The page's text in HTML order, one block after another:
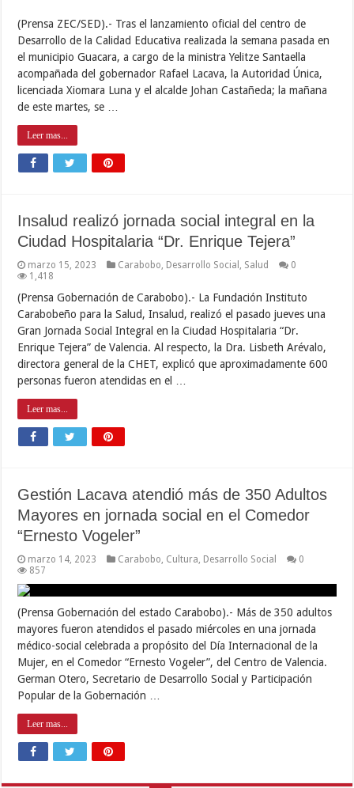
(Prensa ZEC/SED).- Tras el lanzamiento oficial del centro de
Desarrollo de la Calidad Educativa realizada la semana pasada en
el municipio Guacara, a cargo de la ministra Yelitze Santaella
acompañada del gobernador Rafael Lacava, la Autoridad Única,
licenciada Xiomara Luna y el alcalde Johan Castañeda; la mañana
de este martes, se …
Leer mas...
Insalud realizó jornada social integral en la
Ciudad Hospitalaria “Dr. Enrique Tejera”
marzo 15, 2023 Carabobo Desarrollo Social Salud
0
1,418
(Prensa Gobernación de Carabobo).- La Fundación Instituto
Carabobeño para la Salud, Insalud, realizó el pasado jueves una
Gran Jornada Social Integral en la Ciudad Hospitalaria “Dr.
Enrique Tejera” de Valencia. Al respecto, la Dra. Lisbeth Arévalo,
directora general de la CHET, explicó que aproximadamente 600
personas fueron atendidas en el …
Leer mas...
Gestión Lacava atendió más de 350 Adultos
Mayores en jornada social en el Comedor
“Ernesto Vogeler”
marzo 14, 2023 Carabobo Cultura Desarrollo Social
0
857
(Prensa Gobernación del estado Carabobo).- Más de 350 adultos
mayores fueron atendidos el pasado miércoles en una jornada
médico-social celebrada a propósito del Día Internacional de la
Mujer, en el Comedor “Ernesto Vogeler”, del Centro de Valencia.
German Otero, Secretario de Desarrollo Social y Participación
Popular de la Gobernación …
Leer mas...